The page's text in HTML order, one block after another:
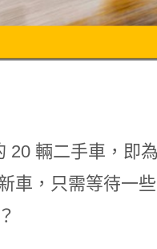
20 輛二手車，即
車，只需等待一